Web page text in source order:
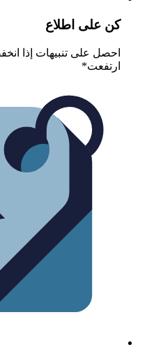
على اطلاع
على تنبيهات إذا انخفضت